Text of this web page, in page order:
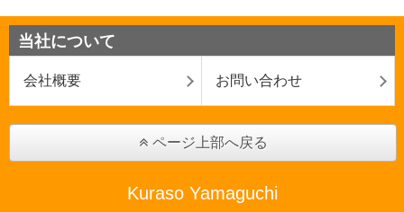
当社について
会社概要 お問い合わせ
ページ上部へ戻る
Kuraso Yamaguchi